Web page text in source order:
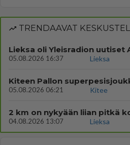
TRENDAAVAT
05.08.2026 16:37 Lieksa
05.08.2026 06:21 Kitee
2 km on nykyään liian pitkä
04.08.2026 13:07 Lieksa